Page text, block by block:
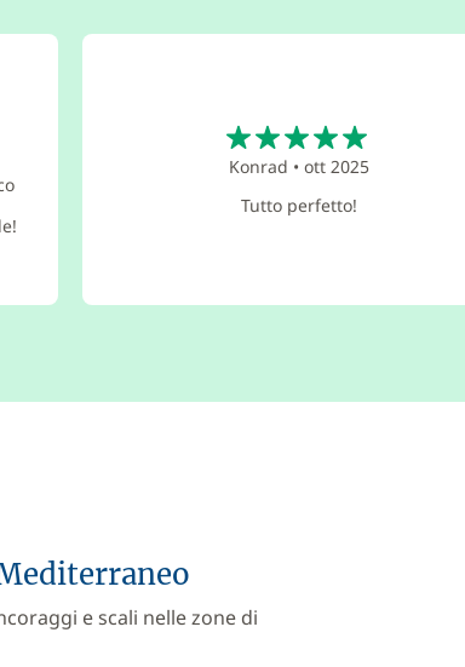
Konrad • ott 2025
Tutto perfetto!
e scali nelle zone di